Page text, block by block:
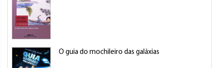
O guia do mochileiro das galáxias